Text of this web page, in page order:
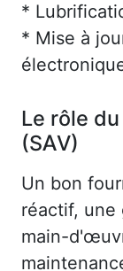
*
* Mise à
Le rôle
(SAV)
Un bon
réactif, une
main-